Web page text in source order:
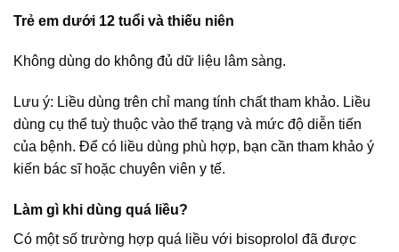
Trẻ em dưới 12 tuổi và thiếu niên
Không dùng do không đủ dữ liệu lâm sàng.
Lưu ý: Liều dùng trên chỉ mang tính chất tham khảo. Liều
dùng cụ thể tuỳ thuộc vào thể trạng và mức độ diễn tiến
của bệnh. Để có liều dùng phù hợp, bạn cần tham khảo ý
kiến bác sĩ hoặc chuyên viên y tế.
Làm gì khi dùng quá liều?
Có một số trường hợp quá liều với bisoprolol đã được